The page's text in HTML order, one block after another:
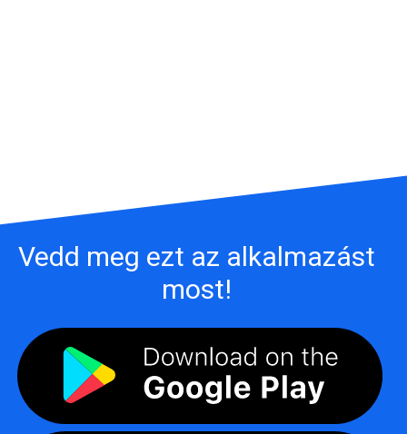
Vedd meg ezt az alkalmazást
most!